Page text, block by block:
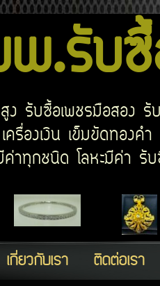
รับ
ง รับซื้อเพชรมือสอง
รื่องเงิน เข็มขัดทอง
ค่าทุกชนิด โลหะมีค่า
เกี่ยวกับเรา ติดต่อเรา